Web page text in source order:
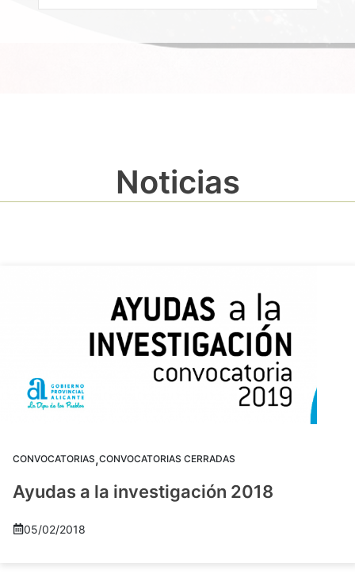
Noticias
CONVOCATORIAS,CONVOCATORIAS CERRADAS
Ayudas a la investigación 2018
05/02/2018